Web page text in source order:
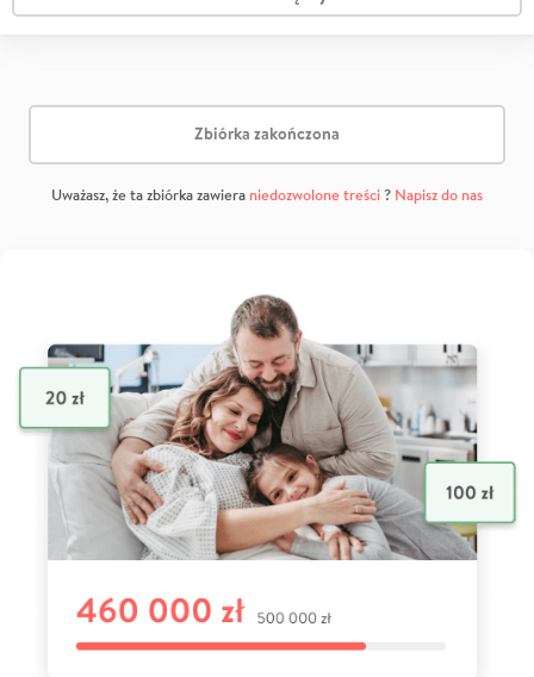
Zbiórka zakończona
Uważasz, że ta zbiórka zawiera niedozwolone treści? Napisz do nas